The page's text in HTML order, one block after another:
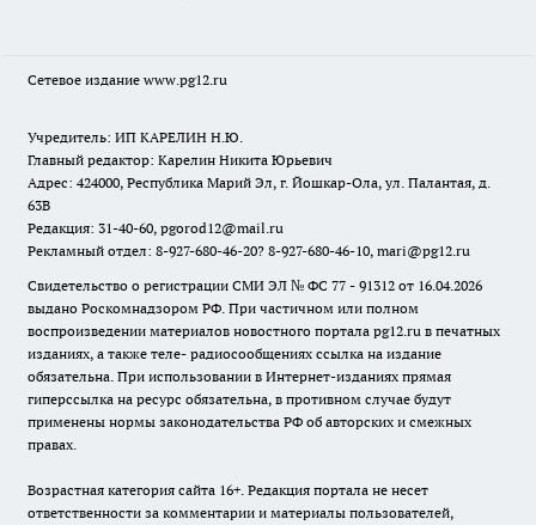
Сетевое издание www.pg12.ru
Учредитель: ИП КАРЕЛИН Н.Ю.
Главный редактор: Карелин Никита Юрьевич
Адрес: 424000, Республика Марий Эл, г. Йошкар-Ола, ул. Палантая, д.
63В
Редакция: 31-40-60, pgorod12@mail.ru
Рекламный отдел: 8-927-680-46-20? 8-927-680-46-10, mari@pg12.ru
Свидетельство о регистрации СМИ ЭЛ № ФС 77 - 91312 от 16.04.2026
выдано Роскомнадзором РФ. При частичном или полном
воспроизведении материалов новостного портала pg12.ru в печатных
изданиях, а также теле- радиосообщениях ссылка на издание
обязательна. При использовании в Интернет-изданиях прямая
гиперссылка на ресурс обязательна, в противном случае будут
применены нормы законодательства РФ об авторских и смежных
правах.
Возрастная категория сайта 16+. Редакция портала не несет
ответственности за комментарии и материалы пользователей,